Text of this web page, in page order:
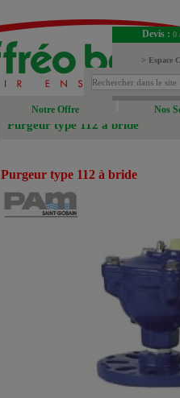
Devis : 0
> Espace
> Espace
Notre Offre Nos
Purgeur type 112 à bride
Purgeur type 112 à bride